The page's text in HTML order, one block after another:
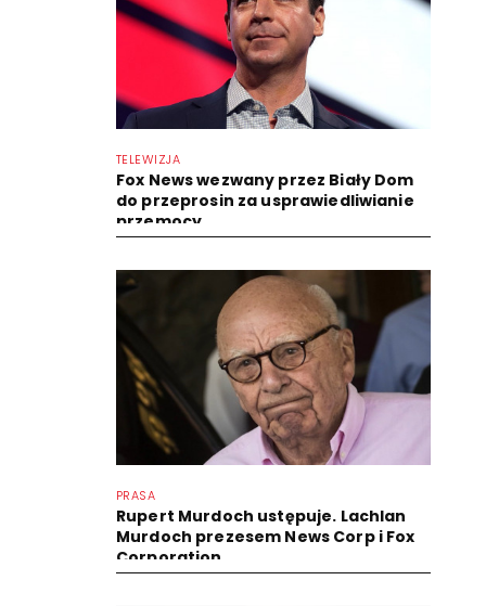
TELEWIZJA
Fox News wezwany przez Biały Dom
do przeprosin za usprawiedliwianie
przemocy
PRASA
Rupert Murdoch ustępuje. Lachlan
Murdoch prezesem News Corp i Fox
Corporation